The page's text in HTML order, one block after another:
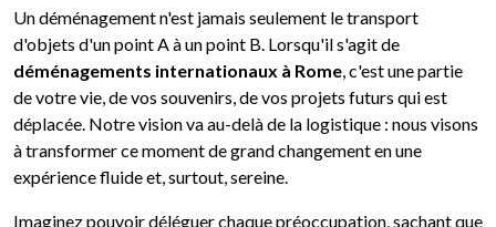
Un déménagement n'est jamais seulement le transport
d'objets d'un point A à un point B. Lorsqu'il s'agit de
déménagements internationaux à Rome, c'est une partie
de votre vie, de vos souvenirs, de vos projets futurs qui est
déplacée. Notre vision va au-delà de la logistique : nous visons
à transformer ce moment de grand changement en une
expérience fluide et, surtout, sereine.
Imaginez pouvoir déléguer chaque préoccupation, sachant que